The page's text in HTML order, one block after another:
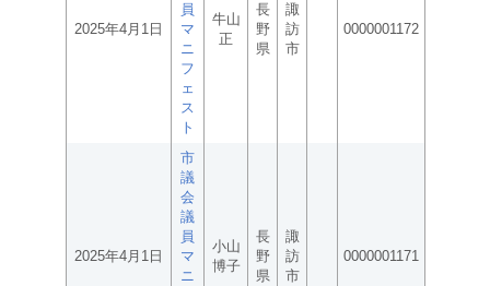
2025年4月1日
員
マ
ニ
フ
ェ
ス
ト
牛山
正
長
野
県
諏
訪
市
0000001172
2025年4月1日
市
議
会
議
員
マ
ニ
小山
博子
長
野
県
諏
訪
市
0000001171